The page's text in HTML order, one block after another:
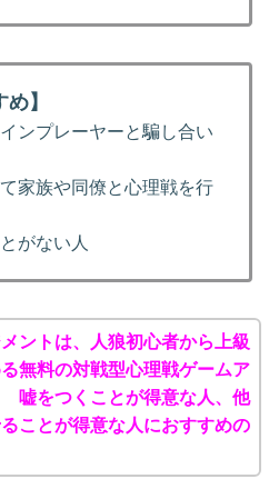
】
ンプレーヤーと騙し合い
家族や同僚と心理戦を行
がない人
ントは、人狼初心者から上級
無料の対戦型心理戦ゲームア
嘘をつくことが得意な人、他
ことが得意な人におすすめの